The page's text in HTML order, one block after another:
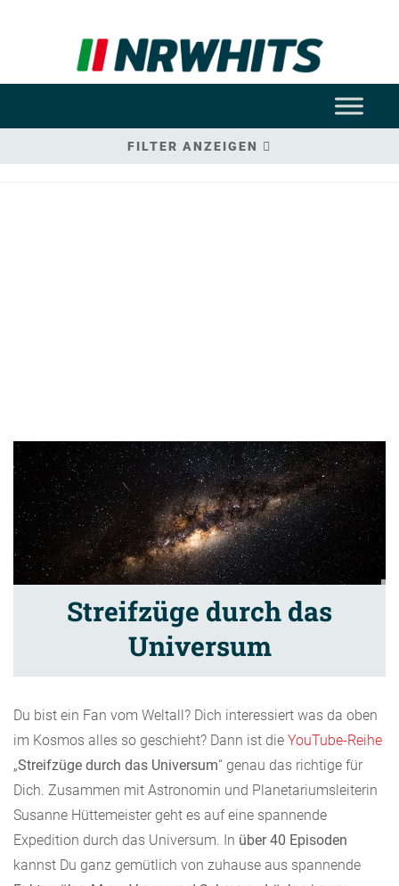
FILTER ANZEIGEN
Streifzüge durch das
Universum
Du bist ein Fan vom Weltall? Dich interessiert was da oben
im Kosmos alles so geschieht? Dann ist die YouTube-Reihe
„Streifzüge durch das Universum“ genau das richtige für
Dich. Zusammen mit Astronomin und Planetariumsleiterin
Susanne Hüttemeister geht es auf eine spannende
Expedition durch das Universum. In über 40 Episoden
kannst Du ganz gemütlich von zuhause aus spannende